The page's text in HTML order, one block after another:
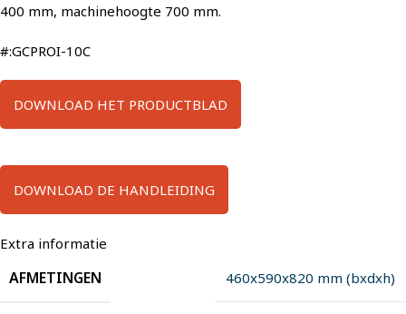
400 mm, machinehoogte 700 mm.
#:GCPROI-10C
DOWNLOAD HET PRODUCTBLAD
DOWNLOAD DE HANDLEIDING
Extra informatie
AFMETINGEN 460x590x820 mm (bxdxh)